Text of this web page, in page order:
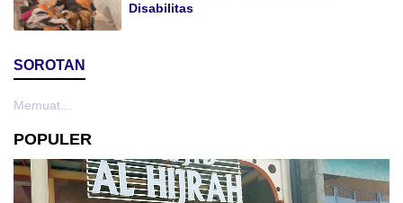
Disabilitas
SOROTAN
Memuat...
POPULER